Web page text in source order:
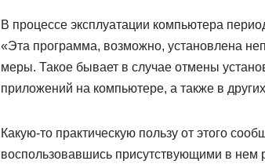
В процессе эксплуатации компьютера
«Эта программа, возможно, установлена
меры. Такое бывает в случае отмены
приложений на компьютере, а также в
Какую-то практическую пользу от этого
воспользовавшись присутствующими в нем